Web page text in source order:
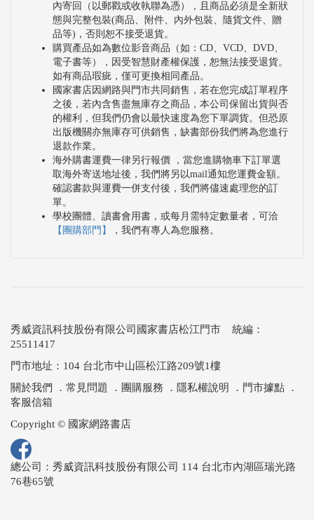
內寄回（以郵戳或收執聯為憑），且商品必須是全新狀
態與完整包裝(商品、附件、內外包裝、隨貨文件、贈
品等)，否則恕不接受退貨。
購買產品如為數位影音商品（如：CD、VCD、DVD、
電子書等），因受智慧財產權保護，恕無法接受退貨。
如有商品瑕疵，僅可更換相同產品。
國家書店因網路與門市共同銷售，若在您完成訂單程序
之後，若內含售盡無庫存之商品，本公司保留出貨與否
的權利，但我們仍會以最快速度為您下單調貨。但恐原
出版機關亦無庫存可供銷售，缺書部份我們將為您進行
退款作業。
海外購書運費一律另行報價 ，當您進購物車下訂單選
取海外寄送地址後，我們將另以mail通知您運費金額。
確認書款與運費一併支付後，我們將儘速處理您的訂
單。
學校團體、讀書會用書，或每月需特定數量者，可洽
【團購部門】
，我們有專人為您服務。
秀威資訊科技股份有限公司國家書店松江門市 統編：
25511417
門市地址：104 台北市中山區松江路209號1樓
關於我們
． 常見問題 ． 團購服務 ． 隱私權說明 ． 門市據點 ．
客服信箱
Copyright © 國家網路書店
總公司：秀威資訊科技股份有限公司 114 台北市內湖區瑞光路
76巷65號